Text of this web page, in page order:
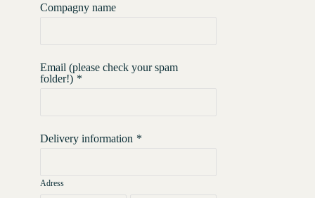
Compagny name
Email (please check your spam
folder!) *
Delivery information *
Adress